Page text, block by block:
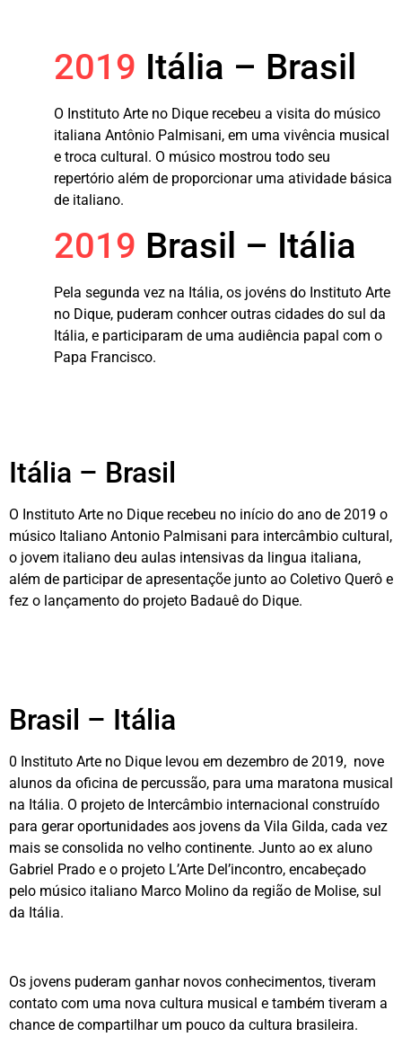
2019 Itália – Brasil
O Instituto Arte no Dique recebeu a visita do músico
italiana Antônio Palmisani, em uma vivência musical
e troca cultural. O músico mostrou todo seu
repertório além de proporcionar uma atividade básica
de italiano.
2019 Brasil – Itália
Pela segunda vez na Itália, os jovéns do Instituto Arte
no Dique, puderam conhcer outras cidades do sul da
Itália, e participaram de uma audiência papal com o
Papa Francisco.
Itália – Brasil
O Instituto Arte no Dique recebeu no início do ano de 2019 o
músico Italiano Antonio Palmisani para intercâmbio cultural,
o jovem italiano deu aulas intensivas da lingua italiana,
além de participar de apresentaçõe junto ao Coletivo Querô e
fez o lançamento do projeto Badauê do Dique.
Brasil – Itália
0 Instituto Arte no Dique levou em dezembro de 2019, nove
alunos da oficina de percussão, para uma maratona musical
na Itália. O projeto de Intercâmbio internacional construído
para gerar oportunidades aos jovens da Vila Gilda, cada vez
mais se consolida no velho continente. Junto ao ex aluno
Gabriel Prado e o projeto L’Arte Del’incontro, encabeçado
pelo músico italiano Marco Molino da região de Molise, sul
da Itália.
Os jovens puderam ganhar novos conhecimentos, tiveram
contato com uma nova cultura musical e também tiveram a
chance de compartilhar um pouco da cultura brasileira.